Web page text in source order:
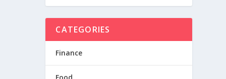
CATEGORIES
Finance